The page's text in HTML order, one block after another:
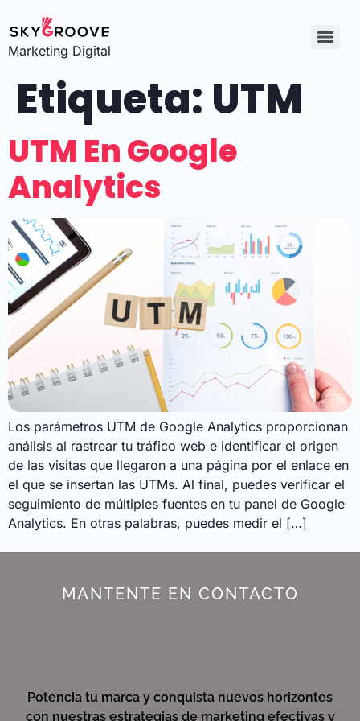
Marketing Digital
Etiqueta: UTM
UTM En Google
Analytics
Los parámetros UTM de Google Analytics proporcionan
análisis al rastrear tu tráfico web e identificar el origen
de las visitas que llegaron a una página por el enlace en
el que se insertan las UTMs. Al final, puedes verificar el
seguimiento de múltiples fuentes en tu panel de Google
Analytics. En otras palabras, puedes medir el […]
MANTENTE EN CONTACTO
Potencia tu marca y conquista nuevos horizontes
con nuestras estrategias de marketing efectivas y